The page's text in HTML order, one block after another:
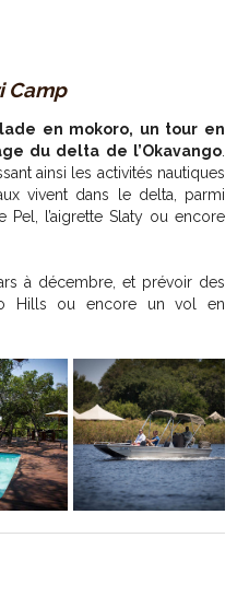
Camp
en mokoro, un tour en
du delta de l’Okavango
ainsi les activités nautiques
vivent dans le delta, parmi
l’aigrette Slaty ou encore
à décembre, et prévoir des
Hills ou encore un vol en